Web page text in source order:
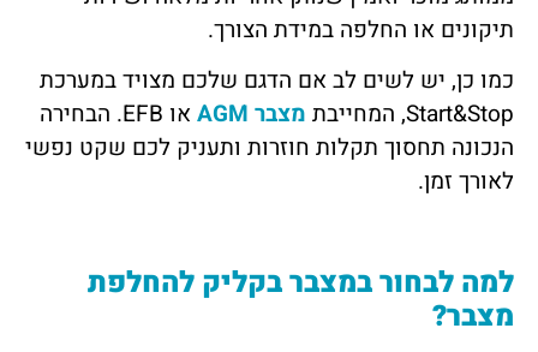
תיקונים או החלפה במידת הצורך.
כמו כן, יש לשים לב אם הדגם שלכם מצויד במערכת
Start&Stop, המחייבת
מצבר AGM
או EFB. הבחירה
הנכונה תחסוך תקלות חוזרות ותעניק לכם שקט נפשי
לאורך זמן.
למה לבחור במצבר בקליק להחלפת
מצבר?